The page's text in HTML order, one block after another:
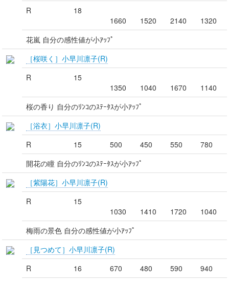
R
18
1660
1520 2140
1320
花嵐 自分の感性値が小ｱｯﾌﾟ
［桜咲く］小早川凛子(R)
R
15
1350
1040 1670
1140
桜の香り 自分のﾘﾝｺのｽﾃｰﾀｽが小ｱｯﾌﾟ
［浴衣］小早川凛子(R)
R
15 500 450 550
780
開花の瞳 自分のﾘﾝｺのｽﾃｰﾀｽが小ｱｯﾌﾟ
［紫陽花］小早川凛子(R)
R
15
1030
1410 1720
1040
梅雨の景色 自分の感性値が小ｱｯﾌﾟ
［見つめて］小早川凛子(R)
R
16 670 480 590
940